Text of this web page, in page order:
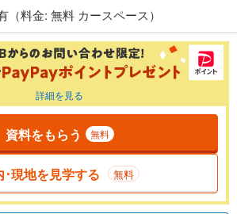
（料金: 無料 カースペース）
詳細を見る
資料をもらう 無料
･現地を見学する 無料